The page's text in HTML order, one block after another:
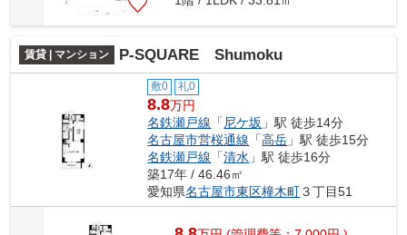
賃貸 | マンション P-SQUARE Shumoku
敷0 礼0
8.8万円
名鉄瀬戸線 「 尼ケ坂 」駅 徒歩14分
名古屋市営桜通線 「高岳 」駅 徒歩15分
名鉄瀬戸線 「清水 」駅 徒歩16分
築17年 / 46.46㎡
愛知県名古屋市東区橦木町３丁目51